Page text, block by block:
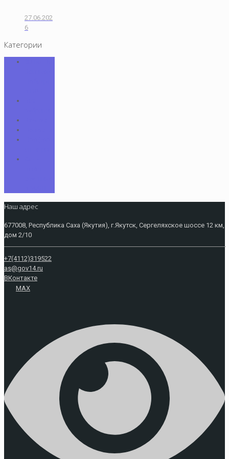
27.06.202
6
Категории
Наш адрес
677008, Республика Саха (Якутия), г.Якутск, Сергеляхское шоссе 12 км,
дом 2/10
+7(4112)319522
as@gov14.ru
ВКонтакте
MAX